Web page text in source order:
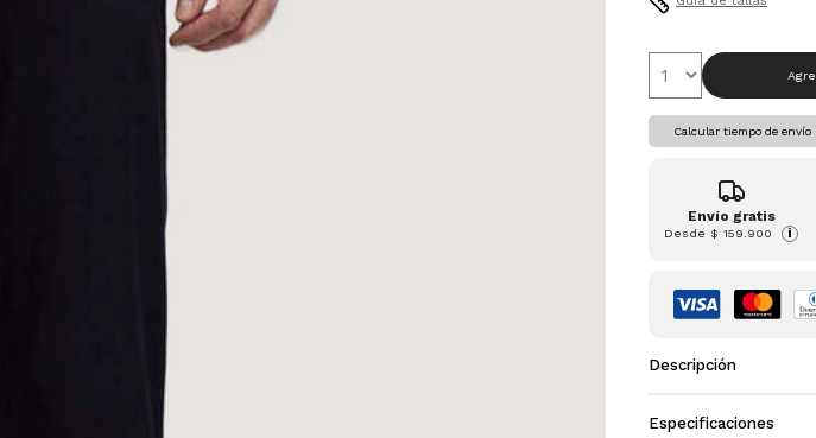
Calcular tiempo de envío
Envío gratis
Desde $ 159.900 i
Descripción
Especificaciones